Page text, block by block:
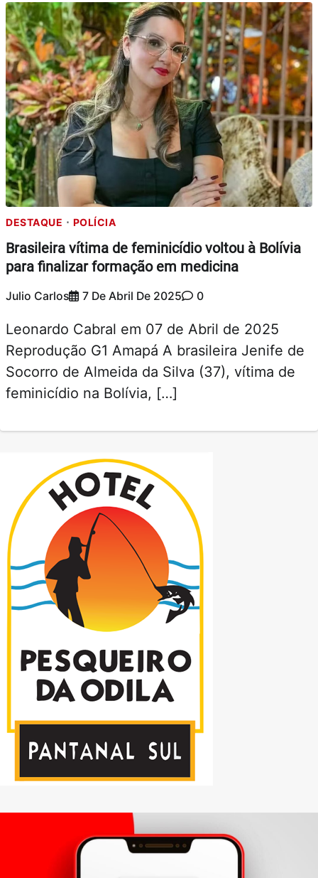
DESTAQUE POLÍCIA
Brasileira vítima de feminicídio voltou à Bolívia
para finalizar formação em medicina
Julio Carlos 7 De Abril De 2025 0
Leonardo Cabral em 07 de Abril de 2025
Reprodução G1 Amapá A brasileira Jenife de
Socorro de Almeida da Silva (37), vítima de
feminicídio na Bolívia, […]